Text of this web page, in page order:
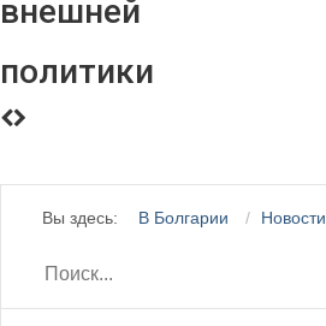
внешней
политики
Вы здесь: В Болгарии Новости